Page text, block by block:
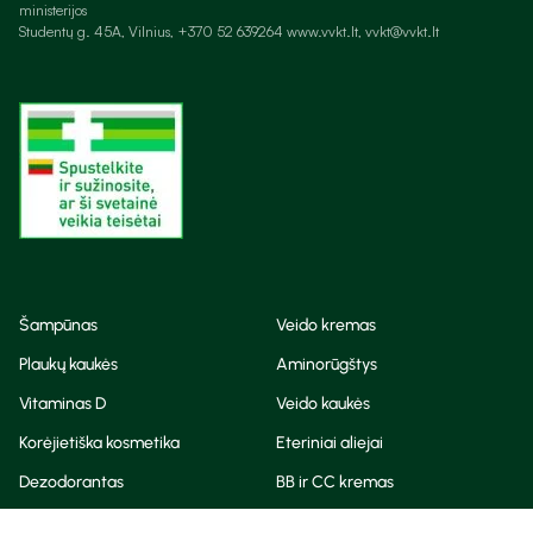
ministerijos
Studentų g. 45A, Vilnius, +370 52 639264 www.vvkt.lt, vvkt@vvkt.lt
Šampūnas
Veido kremas
Plaukų kaukės
Aminorūgštys
Vitaminas D
Veido kaukės
Korėjietiška kosmetika
Eteriniai aliejai
Dezodorantas
BB ir CC kremas